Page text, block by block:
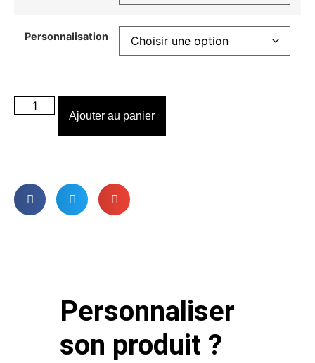
Personnalisation
Ajouter au panier
Personnaliser
son produit ?